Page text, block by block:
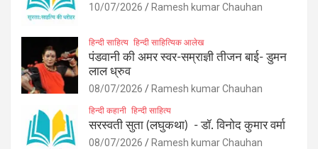
10/07/2026 Ramesh kumar Chauhan
हिन्दी साहित्य हिन्दी साहित्यिक आलेख
पंडवानी की अमर स्वर-सम्राज्ञी तीजन बाई- डुमन
लाल ध्रुव
08/07/2026 Ramesh kumar Chauhan
हिन्दी कहानी हिन्दी साहित्य
सरस्वती सुता (लघुकथा) ​- डॉ. विनोद कुमार वर्मा
08/07/2026 Ramesh kumar Chauhan